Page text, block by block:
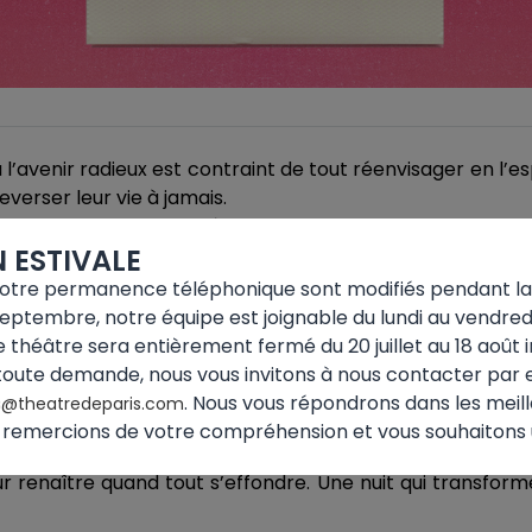
radieux est contraint de tout réenvisager en
leur vie à jamais.
Raphaelle Cambray à partir du 18 septembre.
un amour solide, un avenir qui se dessine à
qui vire à l’incompréhensible. En quelques heures,
compagnon déboussolé, à Papini, son grand-père
Alix devra affronter ce que la raison refuse
fragilité de nos certitudes, la puissance du réel
renaître quand tout s’effondre. Une nuit qui
permanence téléphonique sont modifiés pendant
notre équipe est joignable du lundi au
théâtre sera entièrement fermé du 20 juillet au 18 août
demande, nous vous invitons à nous contacter par
. Nous vous répondrons dans les
remercions de votre compréhension et vous souhaitons